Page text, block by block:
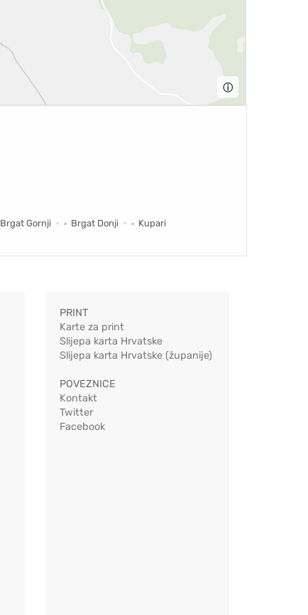
ⓘ
Brgat Gornji Brgat Donji Kupari
PRINT
Karte za print
Slijepa karta Hrvatske
Slijepa karta Hrvatske (županije)
POVEZNICE
Kontakt
Twitter
Facebook